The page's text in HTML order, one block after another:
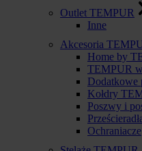
Outlet TEMPUR
Inne
Akcesoria
Home by
TEMPUR
Dodatkowe
Kołdry
Poszwy i
Ochraniacze